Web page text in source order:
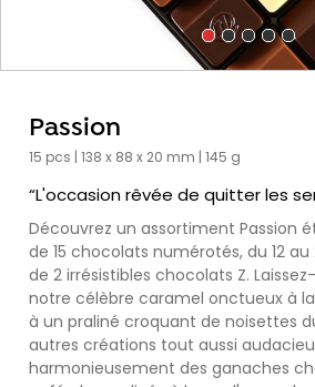
Passion
15 pcs | 138 x 88 x 20 mm | 145 g
“L'occasion rêvée de quitter les
Découvrez un assortiment Passion
de 15 chocolats numérotés, du 12
de 2 irrésistibles chocolats Z.
notre célèbre caramel onctueux à
à un praliné croquant de noisettes
autres créations tout aussi
harmonieusement des ganaches